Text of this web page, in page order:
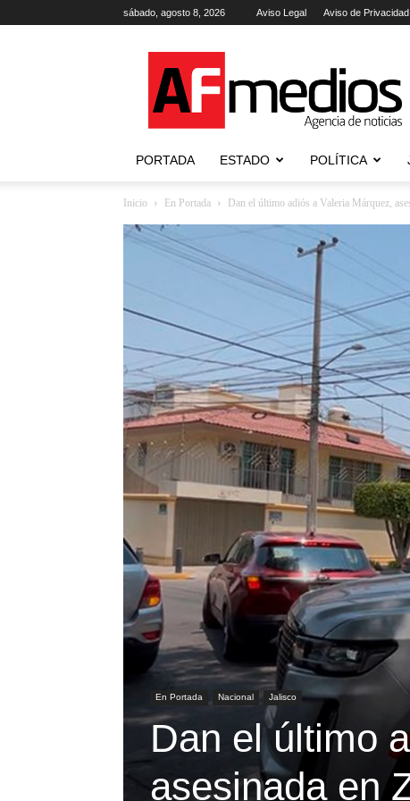
sábado, agosto 8, 2026 Aviso Legal Aviso de Privacidad
Agencia
de
Noticias
PORTADA ESTADO POLÍTICA
Inicio En Portada Dan el último adiós a Valeria Márquez,
En Portada Nacional Jalisco
Dan el último
asesinada en